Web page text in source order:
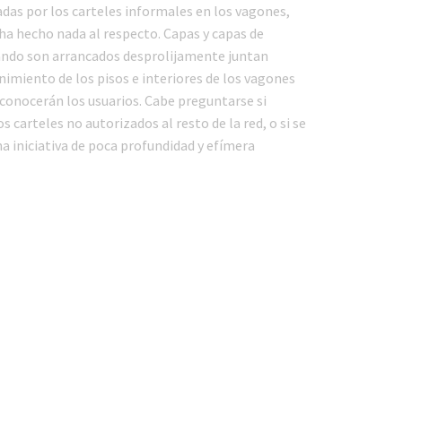
por los carteles informales en los vagones,
hecho nada al respecto. Capas y capas de
son arrancados desprolijamente juntan
de los pisos e interiores de los vagones
los usuarios. Cabe preguntarse si
carteles no autorizados al resto de la red, o si se
iniciativa de poca profundidad y efímera